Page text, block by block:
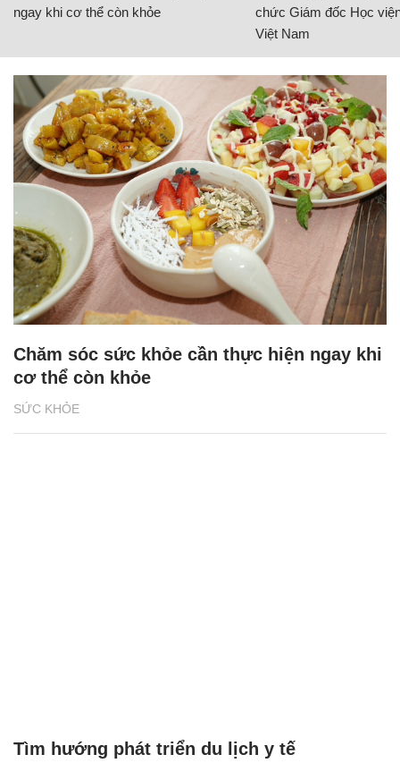
ngay khi cơ thể còn khỏe
chức Giám đốc Học
Việt Nam
SỨC KHỎE
Chăm sóc sức khỏe cần thực hiện ngay khi
cơ thể còn khỏe
Tìm hướng phát triển du lịch y tế